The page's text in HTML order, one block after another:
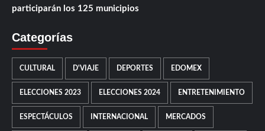
participarán los 125 municipios
Categorías
CULTURAL D'VIAJE DEPORTES EDOMEX
ELECCIONES 2023 ELECCIONES 2024 ENTRETENIMIENTO
ESPECTÁCULOS INTERNACIONAL MERCADOS